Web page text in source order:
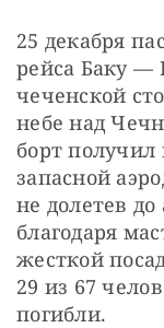
25 декабря
рейса Баку —
чеченской
небе над
борт
запасной
не долетев
благодаря
жесткой
29 из 67
погибли.